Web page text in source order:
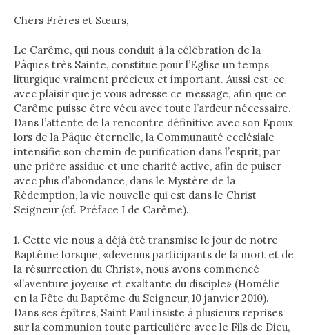
Chers Frères et Sœurs,
Le Carême, qui nous conduit à la célébration de la
Pâques très Sainte, constitue pour l’Eglise un temps
liturgique vraiment précieux et important. Aussi est-ce
avec plaisir que je vous adresse ce message, afin que ce
Carême puisse être vécu avec toute l’ardeur nécessaire.
Dans l’attente de la rencontre définitive avec son Epoux
lors de la Pâque éternelle, la Communauté ecclésiale
intensifie son chemin de purification dans l’esprit, par
une prière assidue et une charité active, afin de puiser
avec plus d’abondance, dans le Mystère de la
Rédemption, la vie nouvelle qui est dans le Christ
Seigneur (cf. Préface I de Carême).
1. Cette vie nous a déjà été transmise le jour de notre
Baptême lorsque, «devenus participants de la mort et de
la résurrection du Christ», nous avons commencé
«l’aventure joyeuse et exaltante du disciple» (Homélie
en la Fête du Baptême du Seigneur, 10 janvier 2010).
Dans ses épîtres, Saint Paul insiste à plusieurs reprises
sur la communion toute particulière avec le Fils de Dieu,